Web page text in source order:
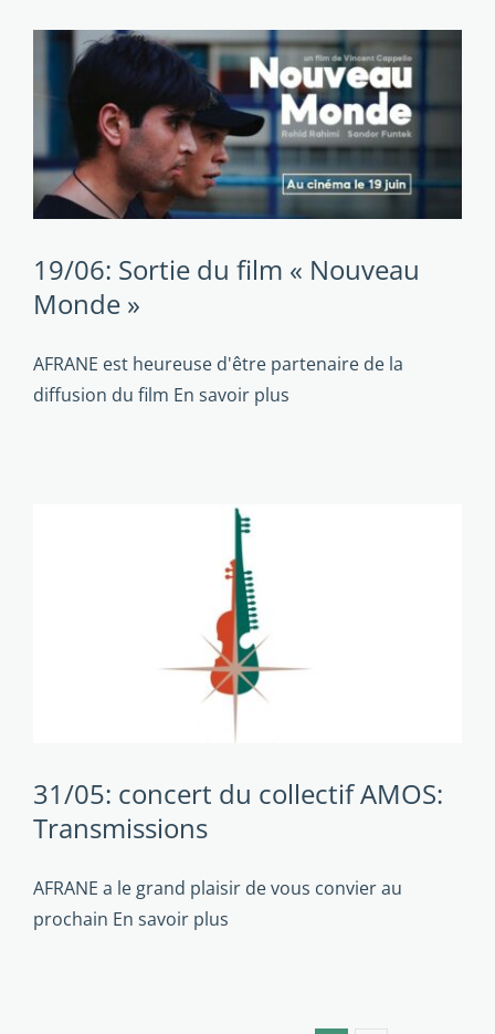
19/06: Sortie du film « Nouveau
Monde »
AFRANE est heureuse d'être partenaire de la
diffusion du film En savoir plus
31/05: concert du collectif AMOS:
Transmissions
AFRANE a le grand plaisir de vous convier au
prochain En savoir plus